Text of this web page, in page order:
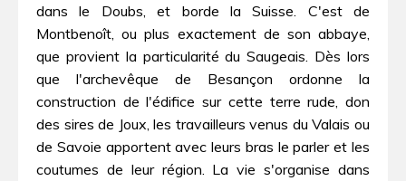
dans le Doubs, et borde la Suisse. C'est de
Montbenoît, ou plus exactement de son abbaye,
que provient la particularité du Saugeais. Dès lors
que l'archevêque de Besançon ordonne la
construction de l'édifice sur cette terre rude, don
des sires de Joux, les travailleurs venus du Valais ou
de Savoie apportent avec leurs bras le parler et les
coutumes de leur région. La vie s'organise dans